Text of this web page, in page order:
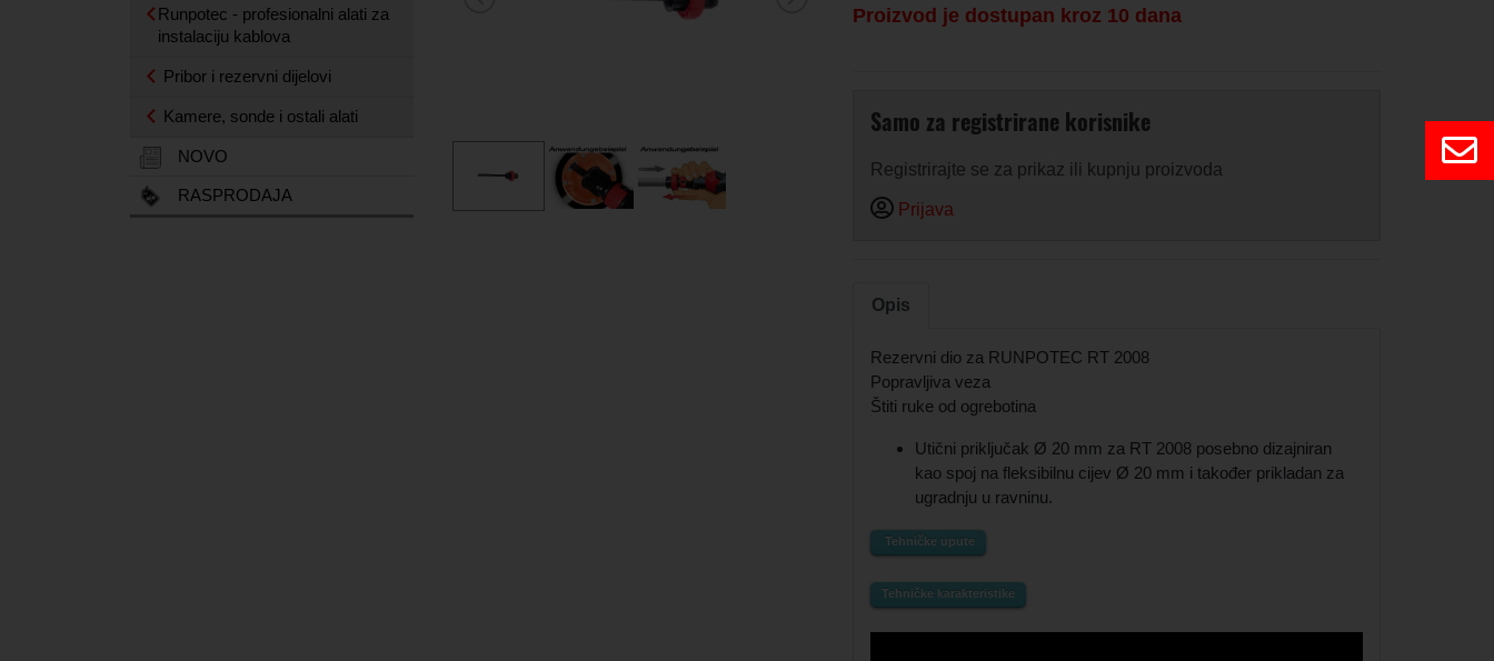
Runpotec - profesionalni alati za
instalaciju kablova
Pribor i rezervni dijelovi
Kamere, sonde i ostali alati
NOVO
RASPRODAJA
Proizvod je dostupan kroz 10 dana
Samo za registrirane korisnike
Registrirajte se za prikaz ili kupnju proizvoda
Prijava
Opis
Rezervni dio za RUNPOTEC RT 2008
Popravljiva veza
Štiti ruke od ogrebotina
Utični priključak Ø 20 mm za RT 2008 posebno dizajniran
kao spoj na fleksibilnu cijev Ø 20 mm i također prikladan za
ugradnju u ravninu.
Tehničke upute
Tehničke karakteristike